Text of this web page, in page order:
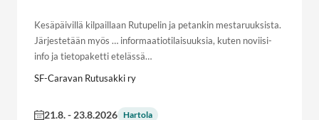
Kesäpäivillä kilpaillaan Rutupelin ja petankin mestaruuksista.
Järjestetään myös … informaatiotilaisuuksia, kuten noviisi-
info ja tietopaketti etelässä…
SF-Caravan Rutusakki ry
21.8.- 23.8.2026 Hartola